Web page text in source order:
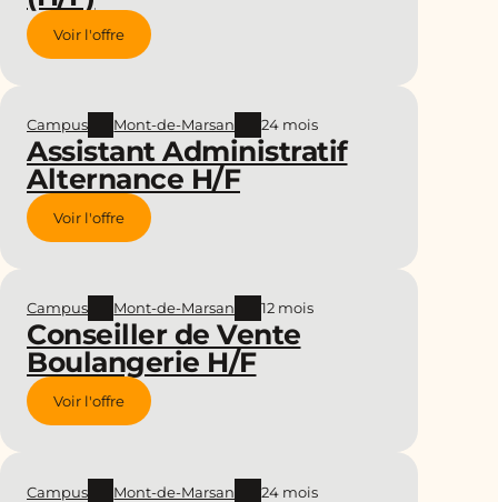
Voir l'offre
Assistant Administratif
Alternance H/F
Campus Mont-de-Marsan 24 mois
Voir l'offre
Conseiller de Vente
Boulangerie H/F
Campus Mont-de-Marsan 12 mois
Voir l'offre
Campus Mont-de-Marsan
24 mois